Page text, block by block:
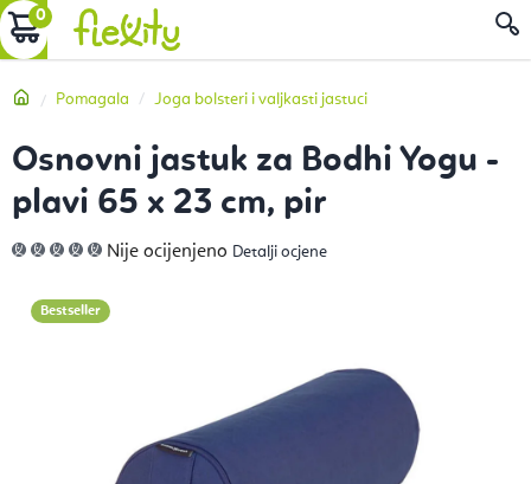
Preskoči
na
KOŠARICA
Početna
Pomagala Joga bolsteri i valjkasti jastuci
Osnovni jastuk za Bodhi Yogu -
plavi 65 x 23 cm, pir
Prosječna
ocjena
0,0
od
Nije ocijenjeno Detalji ocjene
Bestseller